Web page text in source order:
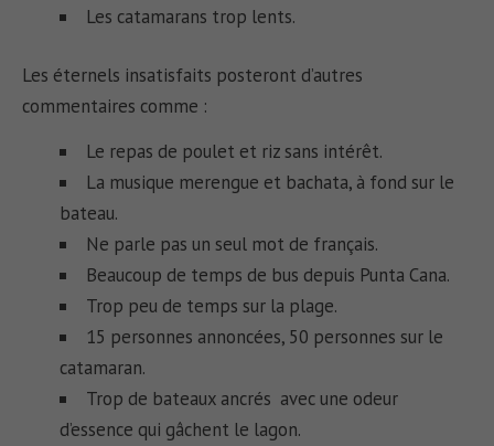
Les catamarans trop lents.
Les éternels insatisfaits posteront d’autres
commentaires comme :
Le repas de poulet et riz sans intérêt.
La musique merengue et bachata, à fond sur le
bateau.
Ne parle pas un seul mot de français.
Beaucoup de temps de bus depuis Punta Cana.
Trop peu de temps sur la plage.
15 personnes annoncées, 50 personnes sur le
catamaran.
Trop de bateaux ancrés avec une odeur
d’essence qui gâchent le lagon.